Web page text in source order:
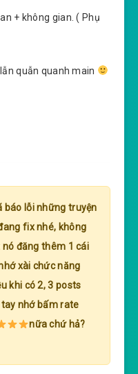
+ không gian. ( Phụ
quẫn quanh main
báo lỗi những truyện
fix nhé, không
đăng thêm 1 cái
xài chức năng
khi có 2, 3 posts
nhớ bấm rate
nữa chứ hả?